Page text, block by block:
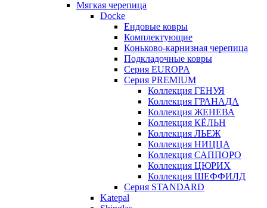
Мягкая черепица
Docke
Ендовые ковры
Комплектующие
Коньково-карнизная черепица
Подкладочные ковры
Серия EUROPA
Серия PREMIUM
Коллекция ГЕНУЯ
Коллекция ГРАНАДА
Коллекция ЖЕНЕВА
Коллекция КЁЛЬН
Коллекция ЛЬЕЖ
Коллекция НИЦЦА
Коллекция САППОРО
Коллекция ЦЮРИХ
Коллекция ШЕФФИЛД
Серия STANDARD
Katepal